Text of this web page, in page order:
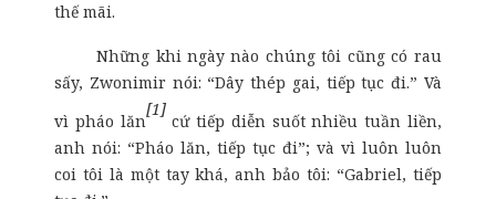
thế mãi.
Những khi ngày nào chúng tôi cũng có rau
sấy, Zwonimir nói: “Dây thép gai, tiếp tục đi.” Và
vì pháo lăn
[1]
cứ tiếp diễn suốt nhiều tuần liền,
anh nói: “Pháo lăn, tiếp tục đi”; và vì luôn luôn
coi tôi là một tay khá, anh bảo tôi: “Gabriel, tiếp